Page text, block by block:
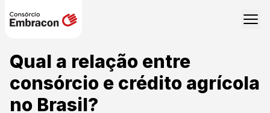
Qual a relação entre
consórcio e crédito agrícola
no Brasil?